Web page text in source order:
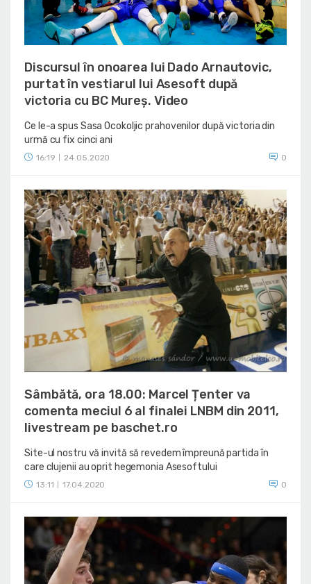
Discursul în onoarea lui Dado Arnautovic,
purtat în vestiarul lui Asesoft după
victoria cu BC Mureș. Video
Ce le-a spus Sasa Ocokoljic prahovenilor după victoria din
urmă cu fix cinci ani
16:19 24.05.2020 0
Sâmbătă, ora 18.00: Marcel Țenter va
comenta meciul 6 al finalei LNBM din 2011,
livestream pe baschet.ro
Site-ul nostru vă invită să revedem împreună partida în
care clujenii au oprit hegemonia Asesoftului
13:11 17.04.2020 0